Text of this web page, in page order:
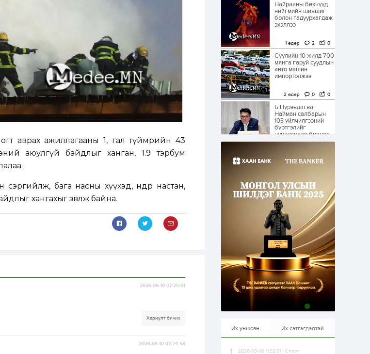
аврах ажиллагааны 1, гал түймрийн 43
аюулгүй байдлыг ханган, 1.9 тэрбум
бага насны хүүхэд, өндөр настан,
хангахыг зөвлөж байна.
2026-06-10 07:25:01
Хариулт бичих
2026-06-10 07:24:58
Найрааны бөхчүүд
нийгмийн шившиг
болон гадуурхагдаж
эхэллээ
1 өдөр 2 0
Сүүлийн 10 жилд 700
мянга гаруй суудлын
авто машин
импортолжээ
2 өдөр 0 0
Б.Пүрэвдагва:
Найман салбарын
103 үйлчилгээний
бүртгэлийг
цуцалснаар бизнес
эрхлэхэд таатай...
Долдугаар сард
709.503 зөрчил
2 өдөр 0 0
Цалинтай ээжийн 50
мянган төгрөгийн
тэтгэмжийг 500
мянгад хүргэх
өргөдөлд санал авч
эхэлжээ
2 өдөр 2 0
Б.Түмэн-Өлзий: Олон
улсад хуримтлуулсан
мэдлэг, туршлагаа эх
орныхоо хөгжилд
зориулна
Алтны үнэ дөрвөн
өсөж байна
2 өдөр
Их уншсан Их сэтгэгдэлтэй
2026-08-08 11:32:31 / Спорт